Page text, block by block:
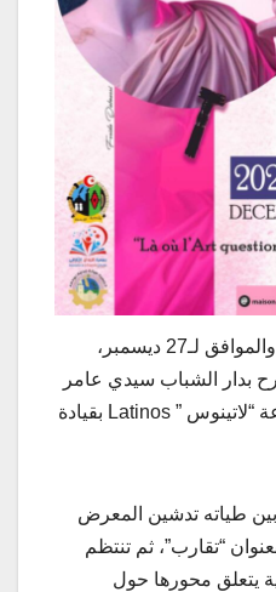
حيث يشهد اليوم الأول منها والموافق لـ27 ديسمبر،
الشباب سيدي عامر
يليه عرض موسيقي لمجموعة “لاتينوس ” Latinos بقيادة
بين طياته تدشين المعرض
“تقارب”، ثم تنتظم
يتعلق محورها حول